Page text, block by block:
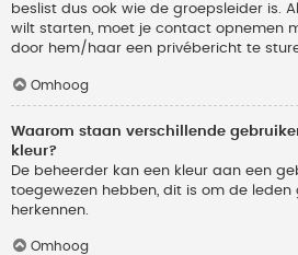
beslist dus ook wie de groepsleider is.
wilt starten, moet je contact opnemen
door hem/haar een privébericht te
Omhoog
Waarom staan verschillende
kleur?
De beheerder kan een kleur aan een
toegewezen hebben, dit is om de leden
herkennen.
Omhoog